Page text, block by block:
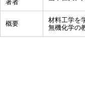
著者
概要
材料工学を
無機化学の